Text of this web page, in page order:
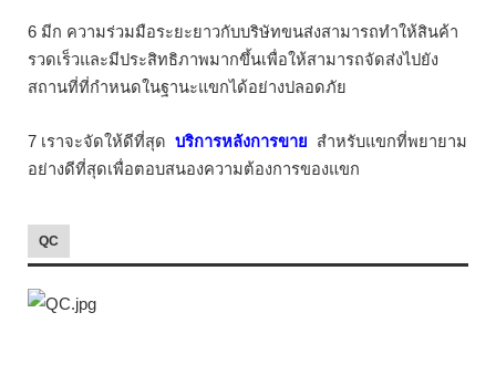
6 มีก ความร่วมมือระยะยาวกับบริษัทขนส่งสามารถทำให้สินค้า
รวดเร็วและมีประสิทธิภาพมากขึ้นเพื่อให้สามารถจัดส่งไปยัง
สถานที่ที่กำหนดในฐานะแขกได้อย่างปลอดภัย
7 เราจะจัดให้ดีที่สุด บริการหลังการขาย
สำหรับแขกที่พยายาม
อย่างดีที่สุดเพื่อตอบสนองความต้องการของแขก
QC